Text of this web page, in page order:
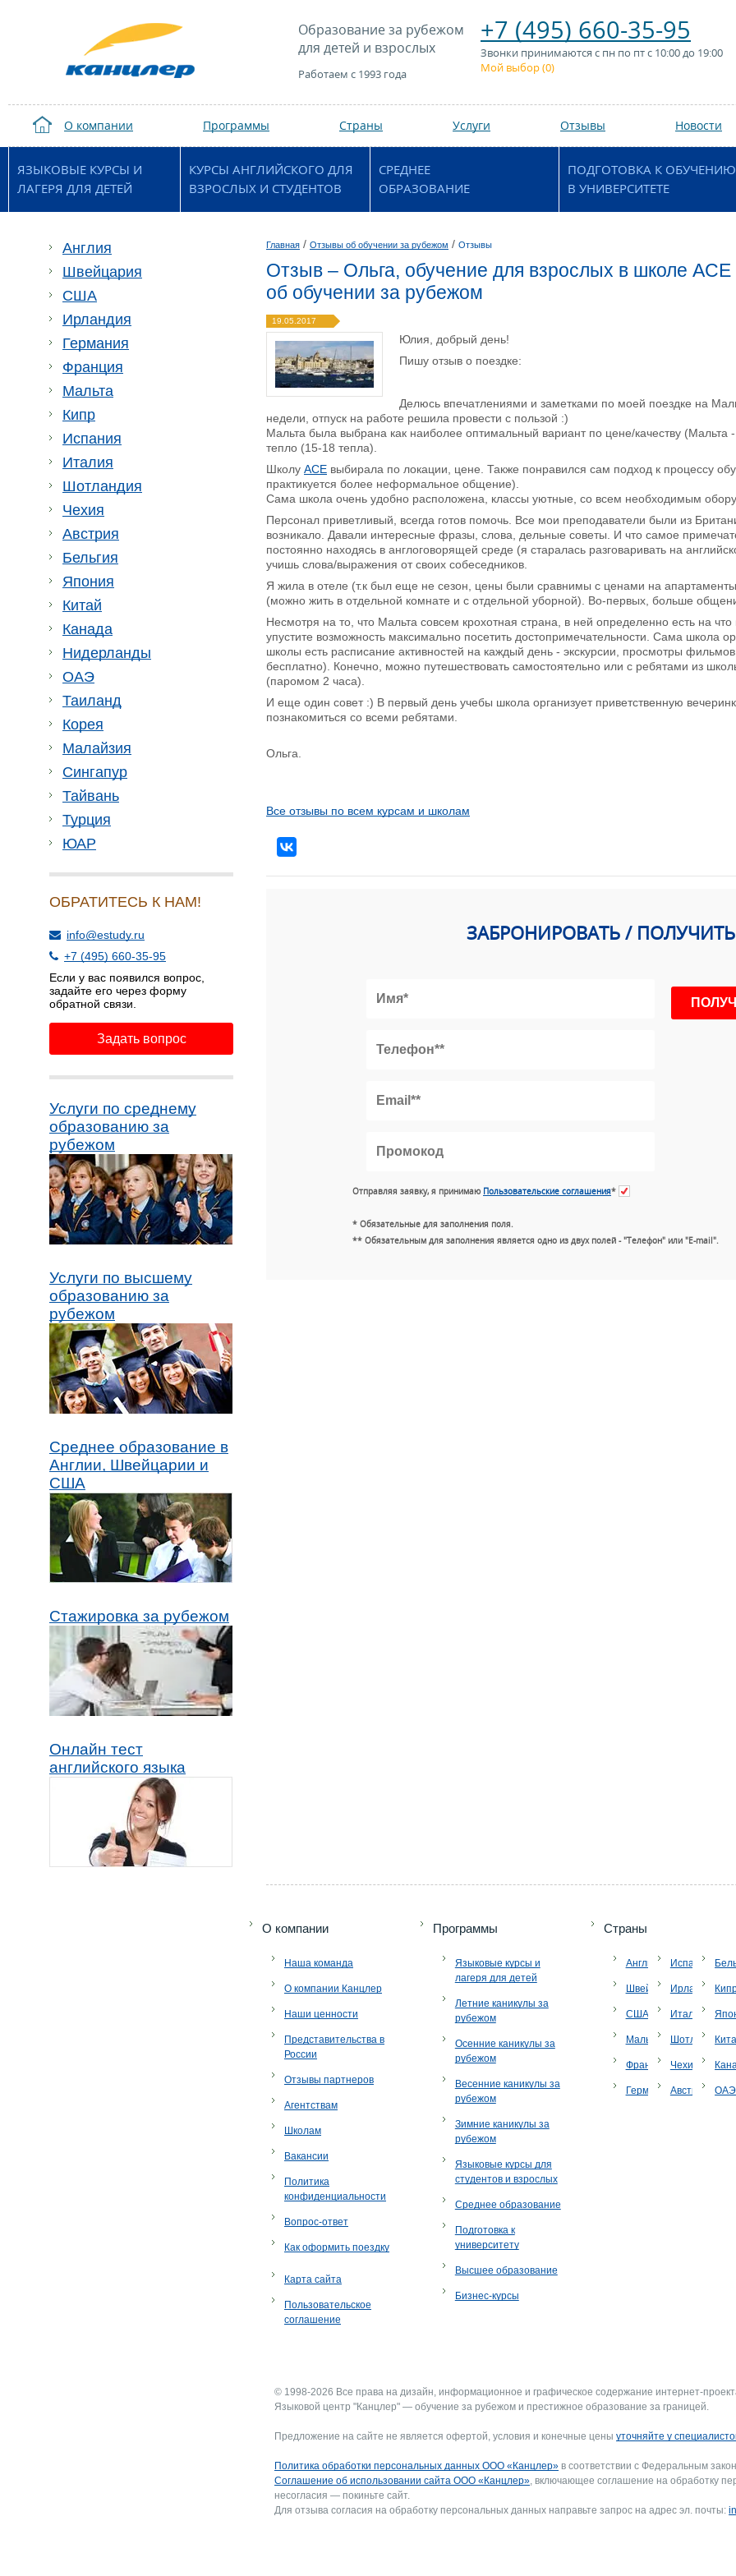
Образование за рубежом
для детей и взрослых
Работаем с 1993 года
+7 (495) 660-35-95
Звонки принимаются с пн по пт с 10:00 до 19:00
Мой выбор (0)
О компании Программы Страны Услуги Отзывы Новости
ЯЗЫКОВЫЕ КУРСЫ И
ЛАГЕРЯ ДЛЯ ДЕТЕЙ
КУРСЫ АНГЛИЙСКОГО ДЛЯ
ВЗРОСЛЫХ И СТУДЕНТОВ
СРЕДНЕЕ
ОБРАЗОВАНИЕ
ПОДГОТОВКА К ОБУЧЕНИЮ
В УНИВЕРСИТЕТЕ
Англия
Швейцария
США
Ирландия
Германия
Франция
Мальта
Кипр
Испания
Италия
Шотландия
Чехия
Австрия
Бельгия
Япония
Китай
Канада
Нидерланды
ОАЭ
Таиланд
Корея
Малайзия
Сингапур
Тайвань
Турция
ЮАР
ОБРАТИТЕСЬ К НАМ!
info@estudy.ru
+7 (495) 660-35-95
Если у вас появился вопрос,
задайте его через форму
обратной связи.
Задать вопрос
Услуги по среднему
образованию за
рубежом
Услуги по высшему
образованию за
рубежом
Среднее образование в
Англии, Швейцарии и
США
Стажировка за рубежом
Онлайн тест
английского языка
Главная / Отзывы об обучении за рубежом / Отзывы
Отзыв – Ольга, обучение для взрослых в школе
об обучении за рубежом
19.05.2017
Юлия, добрый день!
Пишу отзыв о поездке:
Делюсь впечатлениями и заметками по моей поездке на
недели, отпуск на работе решила провести с пользой :)
Мальта была выбрана как наиболее оптимальный вариант по цене/качеству (Мальта
тепло (15-18 тепла).
Школу ACE выбирала по локации, цене. Также понравился сам подход к процессу
практикуется более неформальное общение).
Сама школа очень удобно расположена, классы уютные, со всем необходимым
Персонал приветливый, всегда готов помочь. Все мои преподаватели были из
возникало. Давали интересные фразы, слова, дельные советы. И что самое
постоянно находясь в англоговорящей среде (я старалась разговаривать на
учишь слова/выражения от своих собеседников.
Я жила в отеле (т.к был еще не сезон, цены были сравнимы с ценами на
(можно жить в отдельной комнате и с отдельной уборной). Во-первых, больше
Несмотря на то, что Мальта совсем крохотная страна, в ней определенно есть на
упустите возможность максимально посетить достопримечательности. Сама школа
школы есть расписание активностей на каждый день - экскурсии, просмотры
бесплатно). Конечно, можно путешествовать самостоятельно или с ребятами из
(паромом 2 часа).
И еще один совет :) В первый день учебы школа организует приветственную
познакомиться со всеми ребятами.
Ольга.
Все отзывы по всем курсам и школам
ЗАБРОНИРОВАТЬ /
Отправляя заявку, я принимаю Пользовательские соглашения*
* Обязательные для заполнения поля.
** Обязательным для заполнения является одно из двух полей - "Телефон" или "E-mail".
O компании
Наша команда
О компании Канцлер
Наши ценности
Представительства в
России
Отзывы партнеров
Агентствам
Школам
Вакансии
Политика
конфиденциальности
Вопрос-ответ
Как оформить поездку
Карта сайта
Пользовательское
соглашение
Программы
Языковые курсы и
лагеря для детей
Летние каникулы за
рубежом
Осенние каникулы за
рубежом
Весенние каникулы за
рубежом
Зимние каникулы за
рубежом
Языковые курсы для
студентов и взрослых
Среднее образование
Подготовка к
университету
Высшее образование
Бизнес-курсы
Страны
Англия
Швейцария
США
Мальта
Франция
Германия
Испания
Ирландия
Италия
Шотландия
Чехия
Австрия
Кипр
ОАЭ
© 1998-2026 Все права на дизайн, информационное и графическое содержание интернет-
Языковой центр "Канцлер" — обучение за рубежом и престижное образование за границей.
Предложение на сайте не является офертой, условия и конечные цены уточняйте у
Политика обработки персональных данных ООО «Канцлер» в соответствии с Федеральным
Соглашение об использовании сайта ООО «Канцлер», включающее соглашение на обработку
несогласия — покиньте сайт.
Для отзыва согласия на обработку персональных данных направьте запрос на адрес эл. почты: